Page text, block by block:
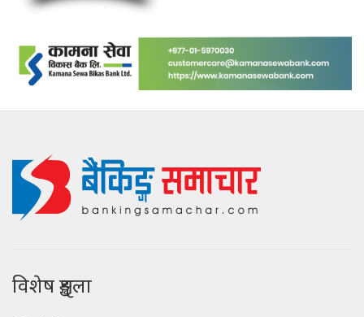
विशेष शृङ्खला